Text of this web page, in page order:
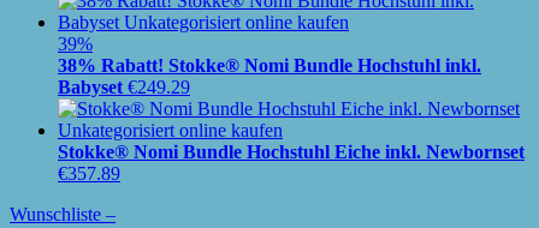
39%
38% Rabatt! Stokke® Nomi Bundle Hochstuhl inkl.
Babyset €249.29
Stokke® Nomi Bundle Hochstuhl Eiche inkl. Newbornset
€357.89
Wunschliste –